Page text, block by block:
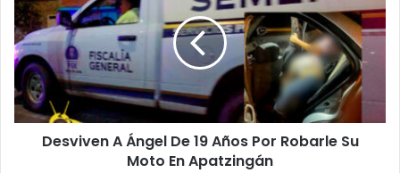
Ángel
De
19
Años
Por
Robarle
Su
Desviven A Ángel De 19 Años Por Robarle Su
Moto En Apatzingán